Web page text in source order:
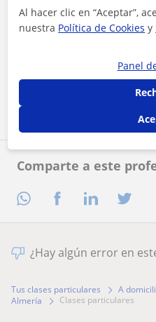
Comparte a este
¿Hay algún error en
Tus clases particulares A
Almería
clases particulares
Al hacer clic en “Aceptar”,
nuestra Política de Cookies y
Panel